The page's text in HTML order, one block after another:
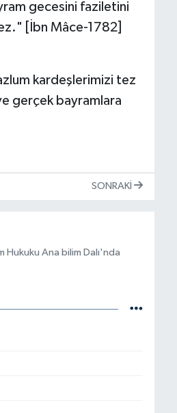
gecesini faziletini
[İbn Mâce-1782]
kardeşlerimizi tez
gerçek bayramlara
SONRAKI
Hukuku Ana bilim Dalı'nda